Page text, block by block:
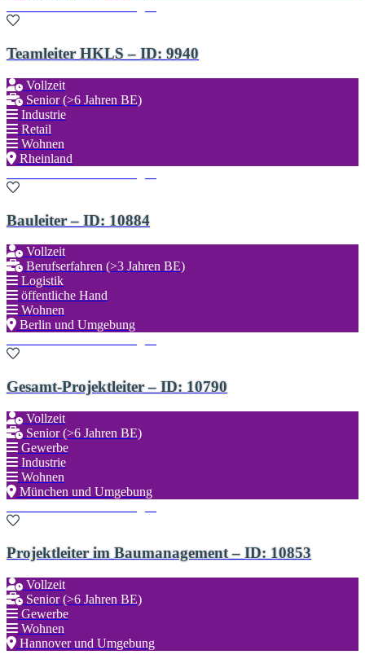
Teamleiter HKLS – ID: 9940
Vollzeit
Senior (>6 Jahren BE)
Industrie
Retail
Wohnen
Rheinland
Bauleiter – ID: 10884
Vollzeit
Berufserfahren (>3 Jahren BE)
Logistik
öffentliche Hand
Wohnen
Berlin und Umgebung
Gesamt-Projektleiter – ID: 10790
Vollzeit
Senior (>6 Jahren BE)
Gewerbe
Industrie
Wohnen
München und Umgebung
Projektleiter im Baumanagement – ID: 10853
Vollzeit
Senior (>6 Jahren BE)
Gewerbe
Wohnen
Hannover und Umgebung